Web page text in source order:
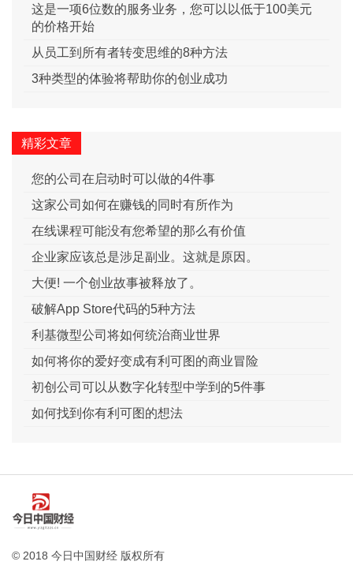
这是一项6位数的服务业务，您可以以低于100美元
的价格开始
从员工到所有者转变思维的8种方法
3种类型的体验将帮助你的创业成功
精彩文章
您的公司在启动时可以做的4件事
这家公司如何在赚钱的同时有所作为
在线课程可能没有您希望的那么有价值
企业家应该总是涉足副业。这就是原因。
大便! 一个创业故事被释放了。
破解App Store代码的5种方法
利基微型公司将如何统治商业世界
如何将你的爱好变成有利可图的商业冒险
初创公司可以从数字化转型中学到的5件事
如何找到你有利可图的想法
© 2018 今日中国财经 版权所有